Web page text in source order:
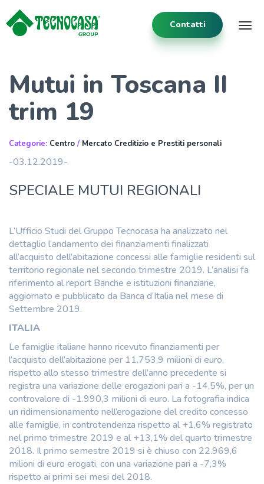
Contatti
Mutui in Toscana II
trim 19
Categorie: Centro / Mercato Creditizio e Prestiti personali
-03.12.2019-
SPECIALE MUTUI REGIONALI
L’Ufficio Studi del Gruppo Tecnocasa ha analizzato nel
dettaglio l’andamento dei finanziamenti finalizzati
all’acquisto dell’abitazione concessi alle famiglie residenti sul
territorio regionale nel secondo trimestre 2019. L’analisi fa
riferimento al report Banche e istituzioni finanziarie,
aggiornato e pubblicato da Banca d’Italia nel mese di
Settembre 2019.
ITALIA
Le famiglie italiane hanno ricevuto finanziamenti per
l’acquisto dell’abitazione per 11.753,9 milioni di euro,
rispetto allo stesso trimestre dell’anno precedente si
registra una variazione delle erogazioni pari a -14,5%, per un
controvalore di -1.990,3 milioni di euro. La fotografia indica
un ridimensionamento nell’erogazione del credito concesso
alle famiglie, in controtendenza rispetto al +1,6% registrato
nel primo trimestre 2019 e al +13,1% del quarto trimestre
2018. Il primo semestre 2019 si è chiuso con 22.969,6
milioni di euro erogati, con una variazione pari a -7,3%
rispetto ai primi sei mesi del 2018.